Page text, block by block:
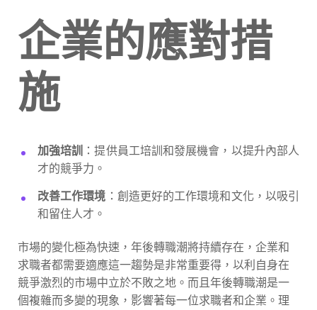
企業的應對措
施
加強培訓
：提供員工培訓和發展機會，以提升內部人
才的競爭力。
改善工作環境 ：創造更好的工作環境和文化，以吸引
和留住人才。
市場的變化極為快速，年後轉職潮將持續存在，企業和
求職者都需要適應這一趨勢是非常重要得，以利自身在
競爭激烈的市場中立於不敗之地。而且年後轉職潮是一
個複雜而多變的現象，影響著每一位求職者和企業。理